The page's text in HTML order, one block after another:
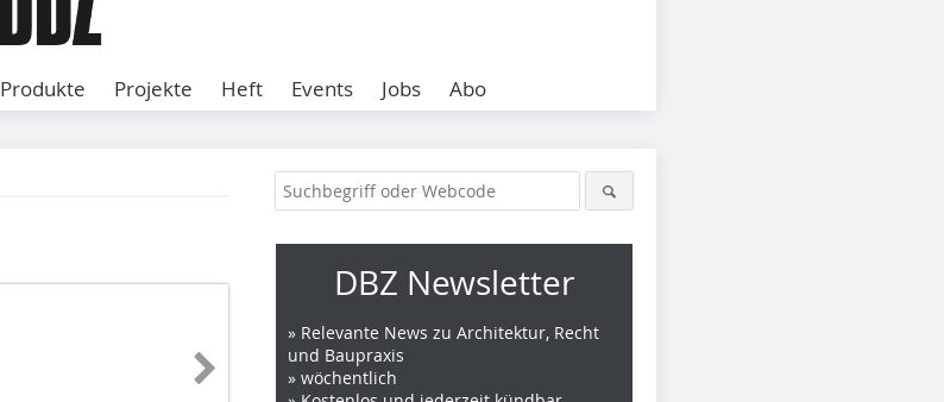
Produkte Projekte Heft Events Jobs Abo
DBZ Newsletter
» Relevante News zu Architektur, Recht
und Baupraxis
» wöchentlich